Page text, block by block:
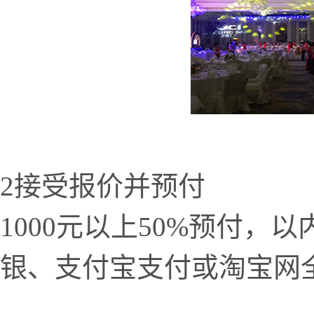
2接受报价并预付
1000元以上50%预付，
银、支付宝支付或淘宝网